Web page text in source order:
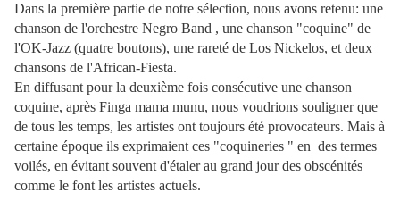
Dans la première partie de notre sélection, nous avons retenu: une
chanson de l'orchestre Negro Band , une chanson "coquine" de
l'OK-Jazz (quatre boutons), une rareté de Los Nickelos, et deux
chansons de l'African-Fiesta.
En diffusant pour la deuxième fois consécutive une chanson
coquine, après Finga mama munu, nous voudrions souligner que
de tous les temps, les artistes ont toujours été provocateurs. Mais à
certaine époque ils exprimaient ces "coquineries " en des termes
voilés, en évitant souvent d'étaler au grand jour des obscénités
comme le font les artistes actuels.